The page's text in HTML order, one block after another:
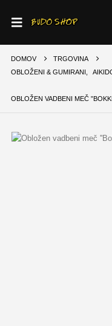
DOMOV
TRGOVINA
OBLOŽENI & GUMIRANI
OBLOŽEN VADBENI MEČ